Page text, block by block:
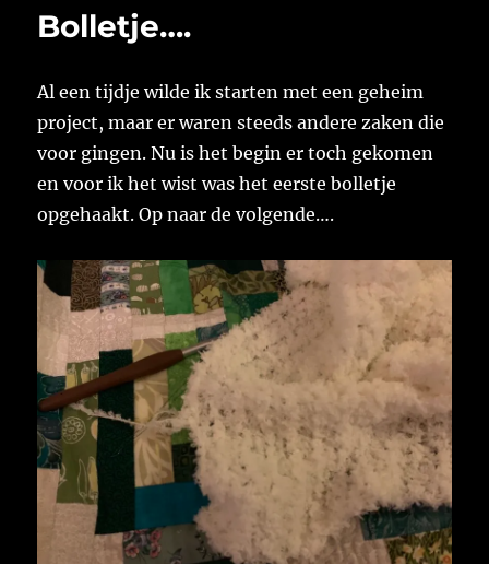
Bolletje….
Al een tijdje wilde ik starten met een geheim
project, maar er waren steeds andere zaken die
voor gingen. Nu is het begin er toch gekomen
en voor ik het wist was het eerste bolletje
opgehaakt. Op naar de volgende….